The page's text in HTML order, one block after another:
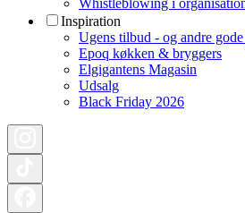
Inspiration
Ugens tilbud - og andre
Epoq køkken & bryggers
Elgigantens Magasin
Udsalg
Black Friday 2026